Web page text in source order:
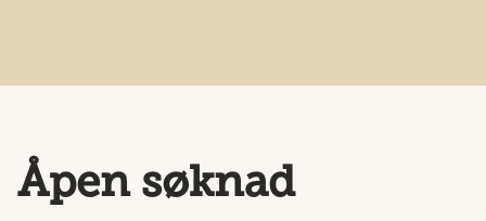
Åpen søknad